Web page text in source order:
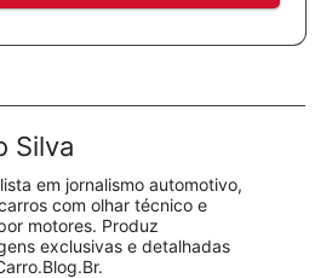
Silva
em jornalismo automotivo,
com olhar técnico e
motores. Produz
exclusivas e detalhadas